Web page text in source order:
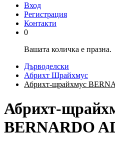
Вход
Регистрация
Контакти
0
Вашата количка е празна.
Дърводелски
Абрихт Щрайхмус
Абрихт-щрайхмус
Абрихт-
BERNARDO